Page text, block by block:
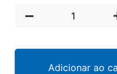
Adicionar ao